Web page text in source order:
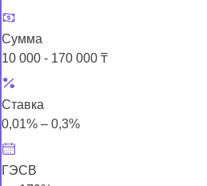
Сумма
10 000 - 170 000 ₸
Ставка
0,01% – 0,3%
ГЭСВ